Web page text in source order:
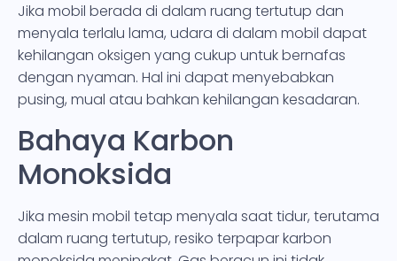
Jika mobil berada di dalam ruang tertutup dan
menyala terlalu lama, udara di dalam mobil dapat
kehilangan oksigen yang cukup untuk bernafas
dengan nyaman. Hal ini dapat menyebabkan
pusing, mual atau bahkan kehilangan kesadaran.
Bahaya Karbon
Monoksida
Jika mesin mobil tetap menyala saat tidur, terutama
dalam ruang tertutup, resiko terpapar karbon